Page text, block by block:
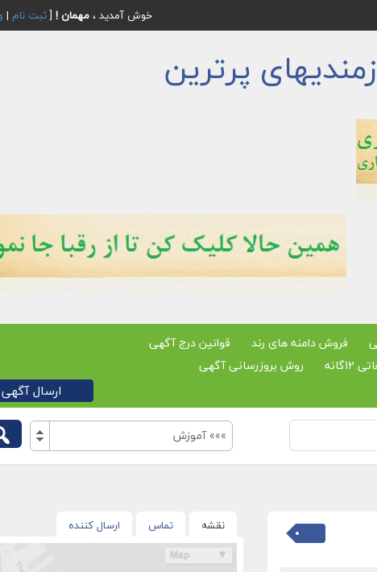
خوش آمدید ، مهمان ! [ثبت نام |
پرترین
فروش دامنه های رند
قوانین درج آگهی
روش بروزرسانی آگهی
ارسال آگهی
»»» آموزش
نقشه تماس ارسال کننده